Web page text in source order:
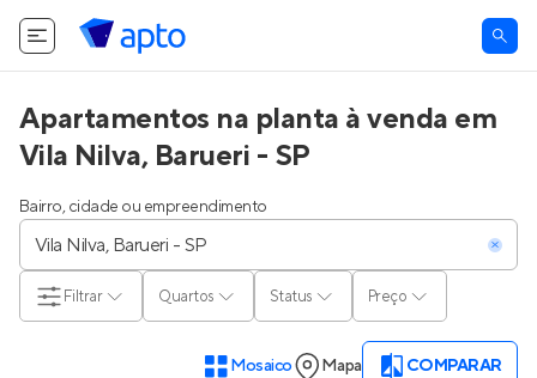
Apartamentos na planta à venda em
Vila Nilva, Barueri - SP
Bairro, cidade ou empreendimento
Quartos Status Preço
Filtrar
Mosaico Mapa COMPARAR